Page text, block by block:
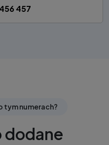
457
tym numerach?